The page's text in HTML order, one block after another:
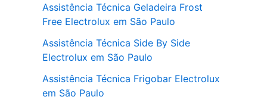
Assistência Técnica Geladeira Frost
Free Electrolux em São Paulo
Assistência Técnica Side By Side
Electrolux em São Paulo
Assistência Técnica Frigobar Electrolux
em São Paulo